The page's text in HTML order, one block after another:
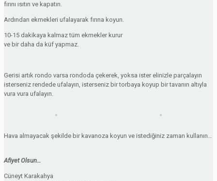
fırını ısıtın ve kapatın.
Ardından ekmekleri ufalayarak fırına koyun.
10-15 dakikaya kalmaz tüm ekmekler kurur
ve bir daha da küf yapmaz.
Gerisi artık rondo varsa rondoda çekerek, yoksa ister elinizle parçalayın
isterseniz rendede ufalayın, isterseniz bir torbaya koyup bir tavanın altıyla
vura vura ufalayın.
Hava almayacak şekilde bir kavanoza koyun ve istediğiniz zaman kullanın…
Afiyet Olsun…
Cüneyt Karakahya